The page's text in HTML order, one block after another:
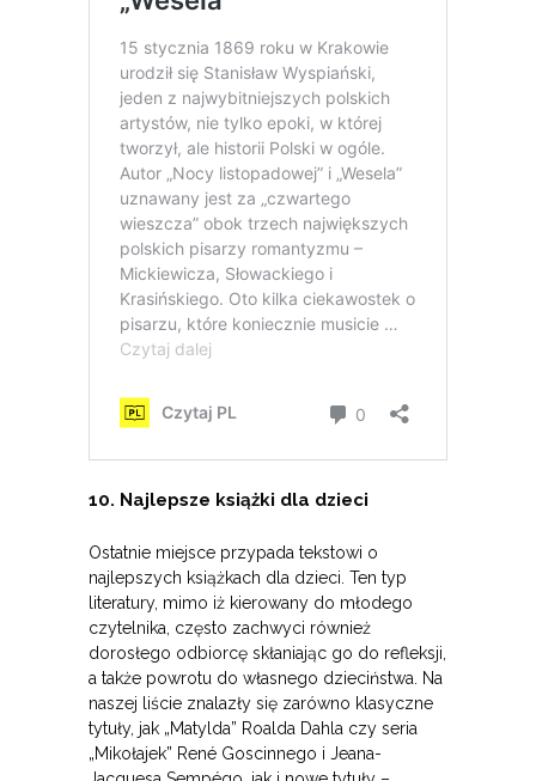
10. Najlepsze książki dla dzieci
Ostatnie miejsce przypada tekstowi o
najlepszych książkach dla dzieci. Ten typ
literatury, mimo iż kierowany do młodego
czytelnika, często zachwyci również
dorosłego odbiorcę skłaniając go do refleksji,
a także powrotu do własnego dzieciństwa. Na
naszej liście znalazły się zarówno klasyczne
tytuły, jak „Matylda” Roalda Dahla czy seria
„Mikołajek” René Goscinnego i Jeana-